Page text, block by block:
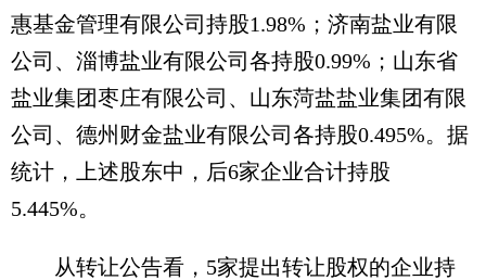
惠基金管理有限公司持股1.98%；济南盐业有限
公司、淄博盐业有限公司各持股0.99%；山东省
盐业集团枣庄有限公司、山东菏盐盐业集团有限
公司、德州财金盐业有限公司各持股0.495%。据
统计，上述股东中，后6家企业合计持股
5.445%。
从转让公告看，5家提出转让股权的企业持